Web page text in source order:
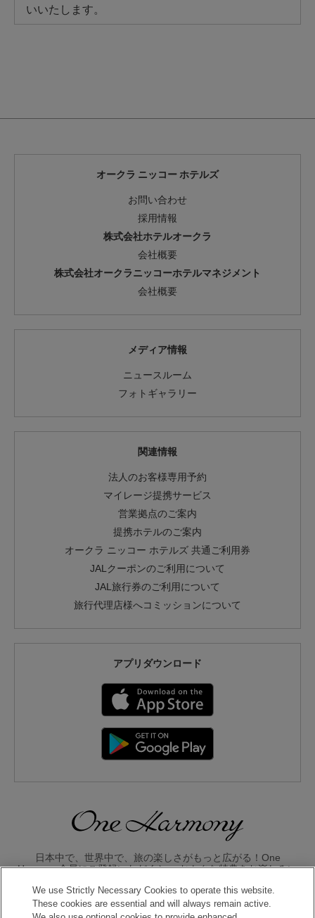
いいたします。
オークラ ニッコー ホテルズ
お問い合わせ
採用情報
株式会社ホテルオークラ
会社概要
株式会社オークラニッコーホテルマネジメント
会社概要
メディア情報
ニュースルーム
フォトギャラリー
関連情報
法人のお客様専用予約
マイレージ提携サービス
営業拠点のご案内
提携ホテルのご案内
オークラ ニッコー ホテルズ 共通ご利用券
JALクーポンのご利用について
JAL旅行券のご利用について
旅行代理店様へコミッションについて
アプリダウンロード
日本中で、世界中で、旅の楽しさがもっと広がる！One
Harmony会員にご登録いただくと、 おトクな特典をお楽しみい
We use Strictly Necessary Cookies to operate this website.
These cookies are essential and will always remain active.